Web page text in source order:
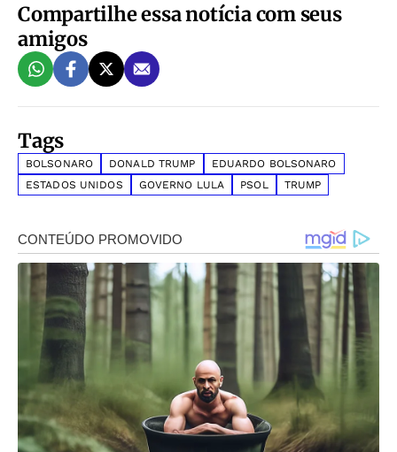
Compartilhe essa notícia com seus
amigos
Tags
BOLSONARO DONALD TRUMP
EDUARDO BOLSONARO
ESTADOS UNIDOS
GOVERNO LULA PSOL TRUMP